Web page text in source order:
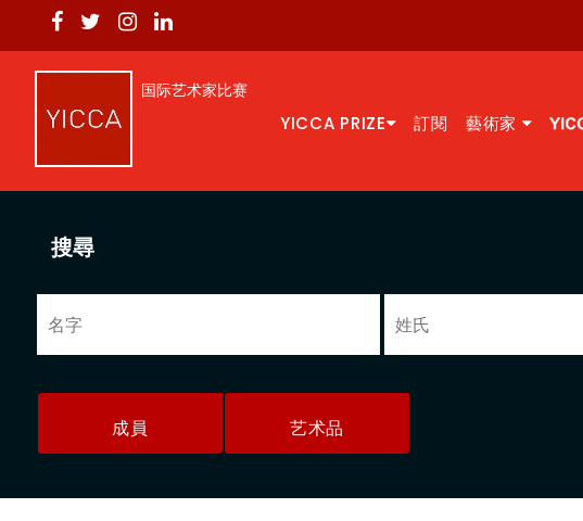
国际艺术家比赛
YICCA PRIZE 訂閱 藝術家
搜尋
成員 艺术品